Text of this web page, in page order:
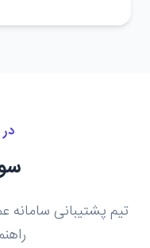
تیم پشتیبانی سامانه